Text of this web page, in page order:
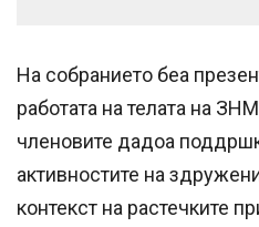
На собранието беа
работата на телата на
членовите дадоа
активностите на
контекст на растечките